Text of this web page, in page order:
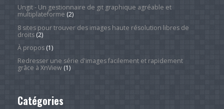
Ungit - Un gestionnaire de git graphique agréable et
multiplateforme (2)
8 sites pour trouver des images haute résolution libres de
droits(2)
À propos(1)
Redresser une série d'images facilement et rapidement
grâce à XnView(1)
Catégories